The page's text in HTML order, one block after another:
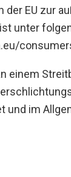
der EU zur
unter
einem
und im